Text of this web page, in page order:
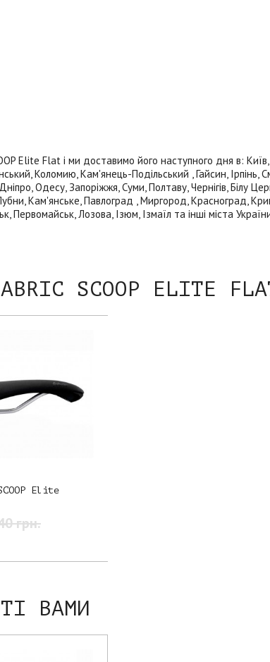
Elite Flat і ми доставимо його наступного дня в:
Коломию, Кам'янець-Подільський , Гайсин, Ірпінь,
Одесу, Запоріжжя, Суми, Полтаву, Чернігів, Білу
Кам'янське, Павлоград , Миргород, Красноград,
Первомайськ, Лозова, Ізюм, Ізмаїл та інші міста
SCOOP ELITE
Elite
грн.
ВАМИ